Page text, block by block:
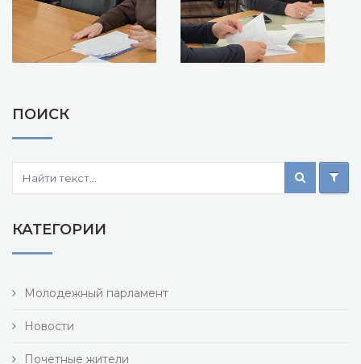
ПОИСК
КАТЕГОРИИ
Молодежный парламент
Новости
Почетные жители